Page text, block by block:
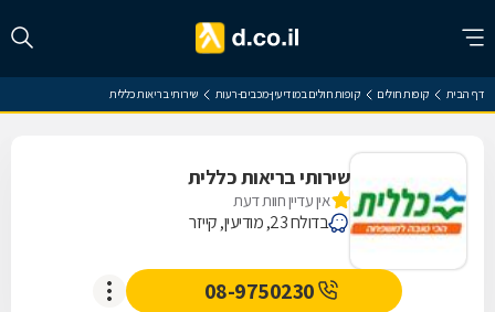
דף הבית קופות חולים קופות חולים במודיעין-מכבים-רעות שירותי בריאות כללית
שירותי בריאות כללית
אין עדיין חוות דעת
בדולח 23, מודיעין, קייזר
08-9750230